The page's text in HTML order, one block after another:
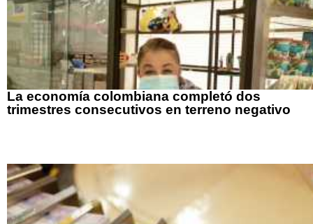
La economía colombiana completó dos
trimestres consecutivos en terreno negativo